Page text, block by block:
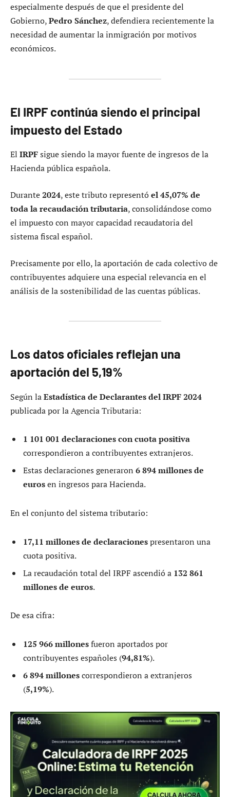
especialmente después de que el presidente del
Gobierno,Pedro Sánchez, defendiera recientemente la
necesidad de aumentar la inmigración por motivos
económicos.
El IRPF continúa siendo el principal
impuesto del Estado
El IRPFsigue siendo la mayor fuente de ingresos de la
Hacienda pública española.
Durante2024, este tributo representóel 45,07% de
toda la recaudación tributaria, consolidándose como
el impuesto con mayor capacidad recaudatoria del
sistema fiscal español.
Precisamente por ello, la aportación de cada colectivo de
contribuyentes adquiere una especial relevancia en el
análisis de la sostenibilidad de las cuentas públicas.
Los datos oficiales reflejan una
aportación del 5,19%
Según laEstadística de Declarantes del IRPF 2024
publicada por la Agencia Tributaria:
1 101 001 declaraciones con cuota positiva
correspondieron a contribuyentes extranjeros.
Estas declaraciones generaron 6 894 millones de
eurosen ingresos para Hacienda.
En el conjunto del sistema tributario:
17,11 millones de declaracionespresentaron una
cuota positiva.
La recaudación total del IRPF ascendió a 132 861
millones de euros.
De esa cifra:
125 966 millonesfueron aportados por
contribuyentes españoles (94,81%).
6 894 millonescorrespondieron a extranjeros
(5,19%).